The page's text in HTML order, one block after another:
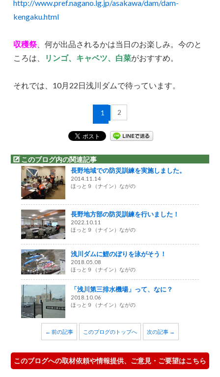
http://www.pref.nagano.lg.jp/asakawa/dam/dam-
kengaku.html
収穫祭、何が出品されるかは当日のお楽しみ。今のと
ころは、
リンゴ、キャベツ、白菜がおすすめ。
それでは、10月22日浅川ダムで待っています。
1 2
このブログ内の関連記事
長野地域での防災訓練を実施しました。
2014.11.14
ほっと９（ナイン）ながの
長野地方部の防災訓練を行いました！
2022.10.11
ほっと９（ナイン）ながの
浅川ダムに鯉のぼりを泳がそう！
2018.05.08
ほっと９（ナイン）ながの
「浅川第三排水機場」って、なに？
2018.10.06
ほっと９（ナイン）ながの
← 前の記事 このブログのトップへ 次の記事 →
このブログへの取材依頼や情報提供、ご意見・ご要望はこちら